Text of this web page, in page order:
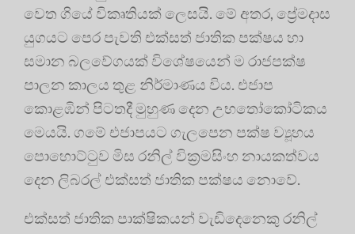
වෙත ගියේ විකෘතියක් ලෙසයි. මේ අතර, ප්‍රේමදාස
යුගයට පෙර පැවති එක්සත් ජාතික පක්ෂය හා
සමාන බලවේගයක් විශේෂයෙන් ම රාජපක්ෂ
පාලන කාලය තුළ නිර්මාණය විය. එජාප
කොළඹින් පිටතදී මුහුණ දෙන උභතෝකෝටිකය
මෙයයි. ගමේ එජාපයට ගැලපෙන පක්ෂ ව්‍යූහය
පොහොට්ටුව මිස රනිල් වික්‍රමසිංහ නායකත්වය
දෙන ලිබරල් එක්සත් ජාතික පක්ෂය නොවේ.
එක්සත් ජාතික පාක්ෂිකයන් වැඩිදෙනෙකු රනිල්